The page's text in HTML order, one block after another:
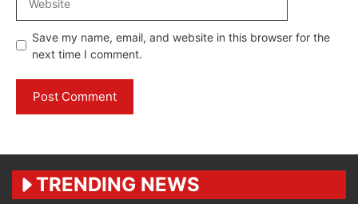
Save my name, email, and website in this browser for the
next time I comment.
TRENDING NEWS